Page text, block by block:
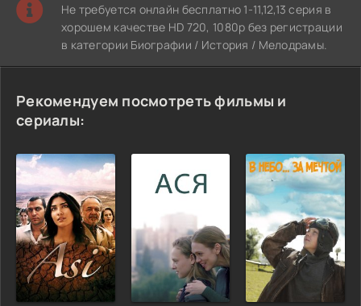
Не требуется онлайн бесплатно 1-11,12,13 серия в
хорошем качестве HD 720, 1080p без регистрации
в категории Биографии / История / Мелодрамы.
Рекомендуем посмотреть фильмы и
сериалы: